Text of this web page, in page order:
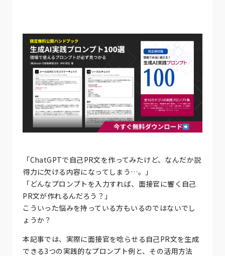
「ChatGPTで自己PR文を作ってみたけど、なんだか説
得力に欠ける内容になってしまう…。」
「どんなプロンプトを入力すれば、面接官に響く自己
PR文が作れるんだろう？」
こういった悩みを持っている方もいるのではないでし
ょうか？
本記事では、実際に面接官を唸らせる自己PR文を生成
できる3つの実践的なプロンプト例と、その活用方法